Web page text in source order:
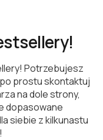
Potrzebujesz
prostu skontaktuj
na dole strony,
dopasowane
siebie z kilkunastu